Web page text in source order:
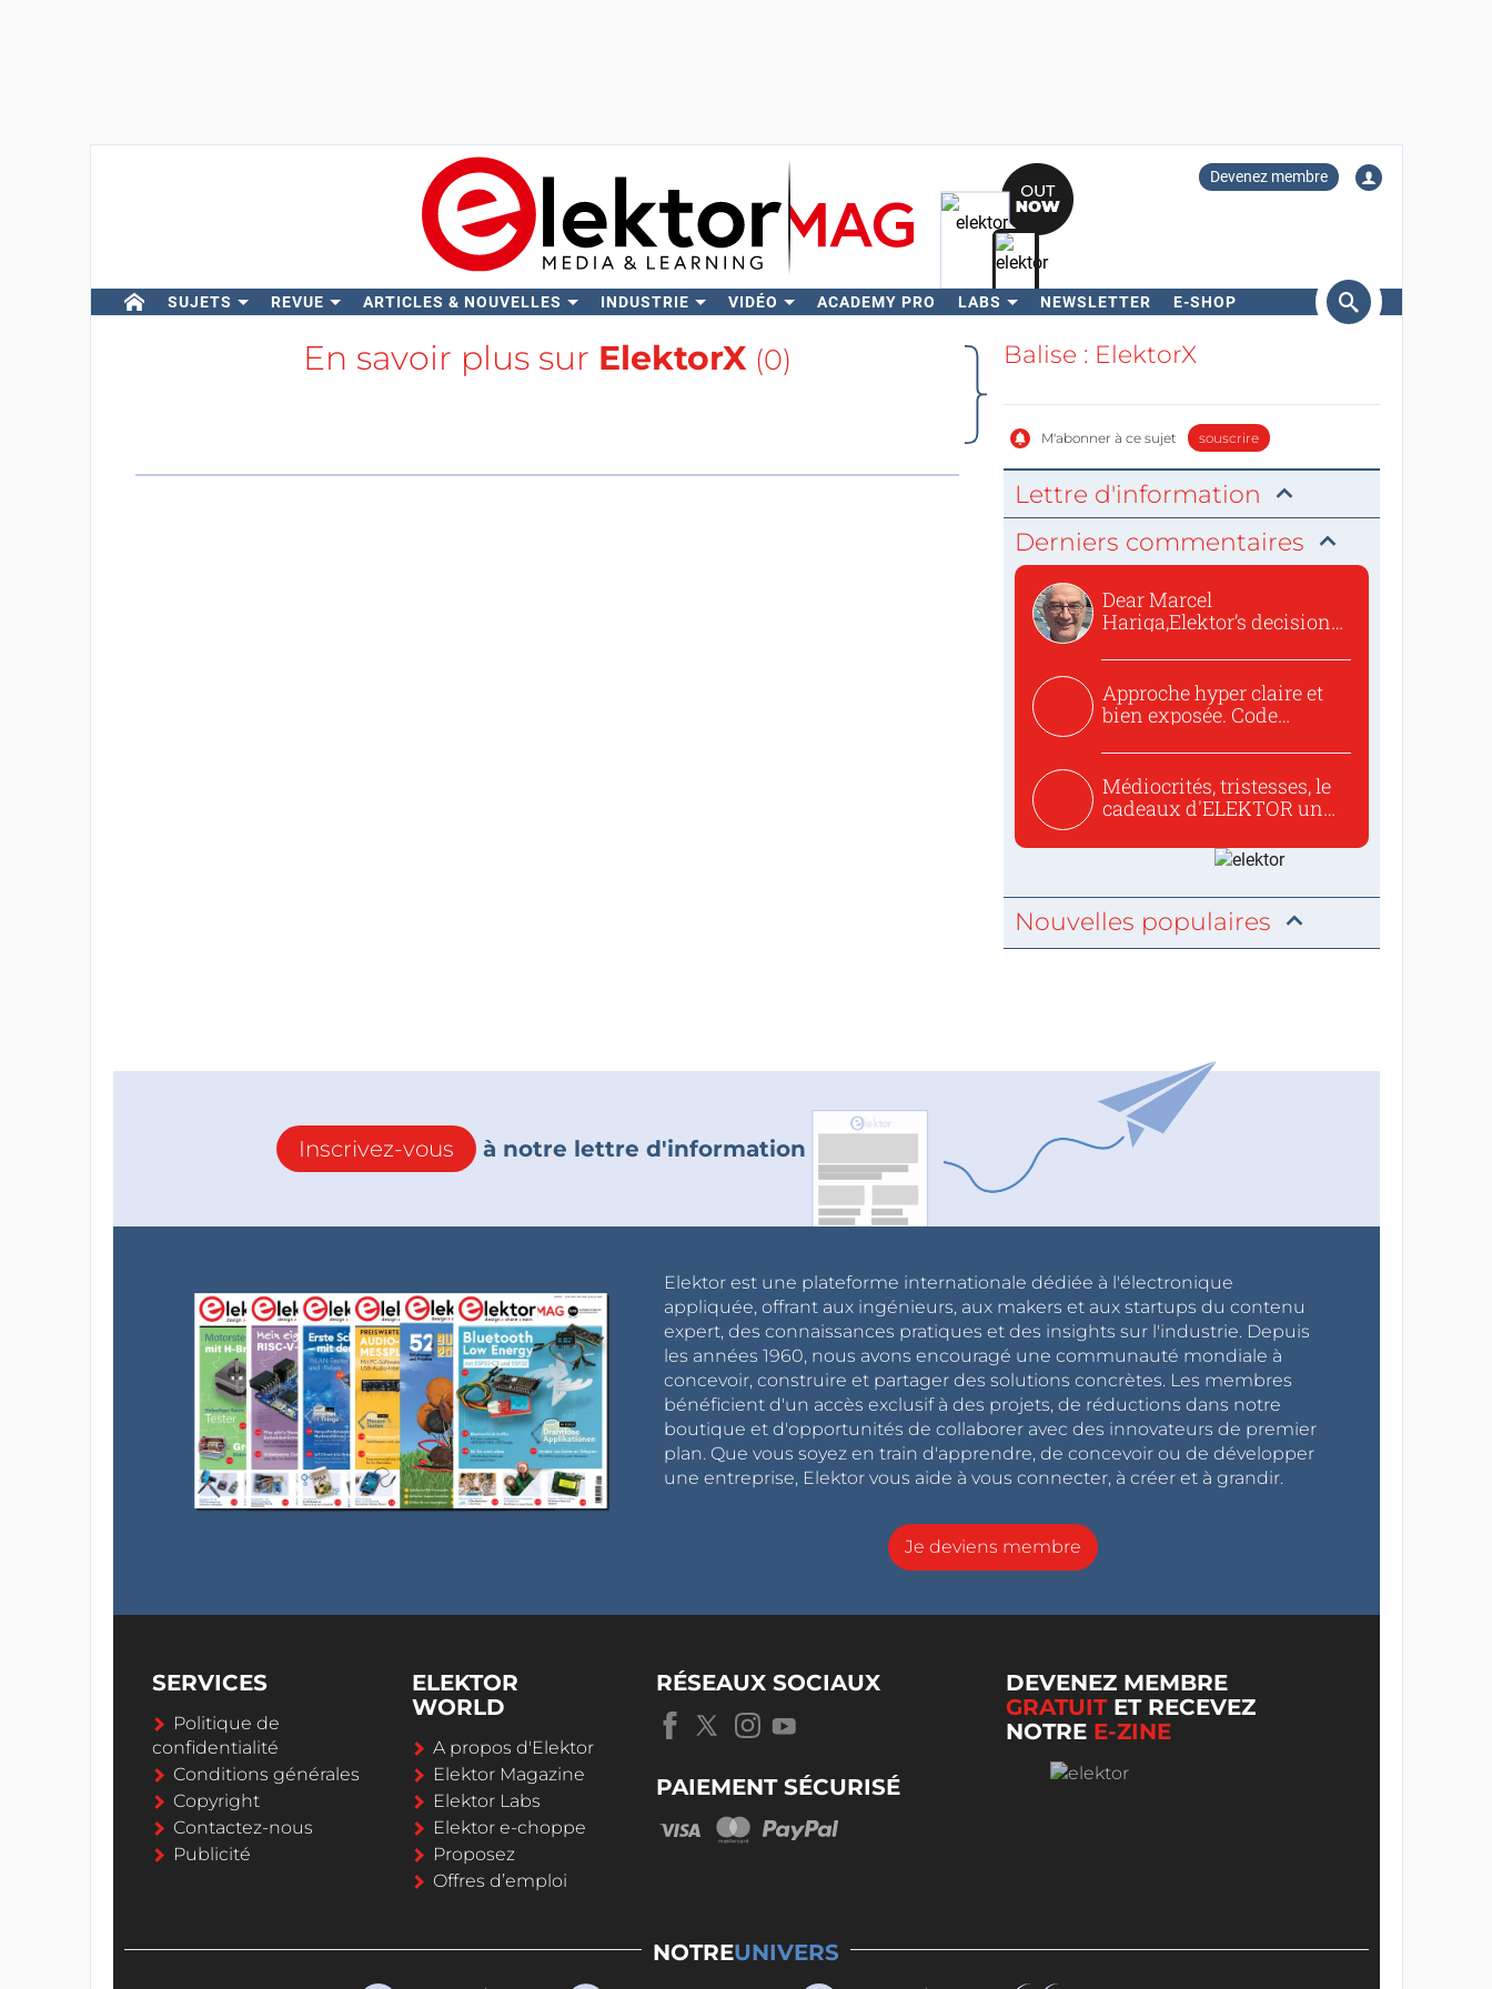
Devenez membre
SUJETS REVUE ARTICLES & NOUVELLES INDUSTRIE VIDÉO ACADEMY PRO LABS NEWSLETTER E-SHOP
Rechercher
En savoir plus sur ElektorX (0) Balise : ElektorX
M'abonner à ce sujet souscrire
Lettre d'information
Derniers commentaires
Dear Marcel
Hariga,Elektor’s decision
Approche hyper claire et
bien exposée. Code
Médiocrités, tristesses, le
cadeaux d'ELEKTOR un
Nouvelles populaires
Inscrivez-vous à notre lettre d'information
Elektor est une plateforme internationale dédiée à l'électronique
appliquée, offrant aux ingénieurs, aux makers et aux startups du contenu
expert, des connaissances pratiques et des insights sur l'industrie. Depuis
les années 1960, nous avons encouragé une communauté mondiale à
concevoir, construire et partager des solutions concrètes. Les membres
bénéficient d'un accès exclusif à des projets, de réductions dans notre
boutique et d'opportunités de collaborer avec des innovateurs de premier
plan. Que vous soyez en train d'apprendre, de concevoir ou de développer
une entreprise, Elektor vous aide à vous connecter, à créer et à grandir.
Je deviens membre
SERVICES
Politique de
confidentialité
Conditions générales
Copyright
Contactez-nous
Publicité
ELEKTOR
WORLD
A propos d'Elektor
Elektor Magazine
Elektor Labs
Elektor e-choppe
Proposez
Offres d’emploi
RÉSEAUX SOCIAUX
PAIEMENT SÉCURISÉ
DEVENEZ MEMBRE
GRATUITET RECEVEZ
NOTRE E-ZINE
NOTREUNIVERS